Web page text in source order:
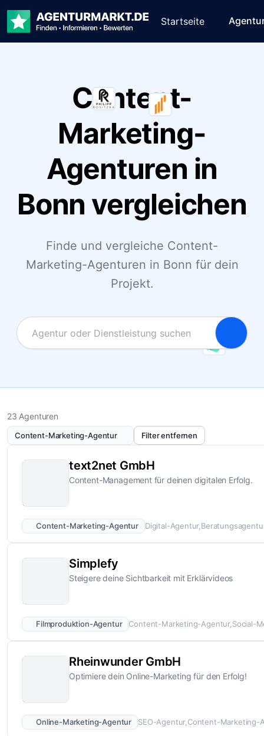
Startseite
Content-
Marketing-
Agenturen in
Bonn vergleichen
Finde und vergleiche Content-
Marketing-Agenturen in Bonn für dein
Projekt.
23 Agenturen
Content-Marketing-Agentur Filter entfernen
text2net GmbH
Content-Management für deinen digitalen Erfolg.
Content-Marketing-Agentur Digital-Agentur
Simplefy
Steigere deine Sichtbarkeit mit Erklärvideos
Filmproduktion-Agentur Content-Marketing-Agentur Social-
Rheinwunder GmbH
Optimiere dein Online-Marketing für den Erfolg!
Online-Marketing-Agentur SEO-Agentur Content-Marketing-